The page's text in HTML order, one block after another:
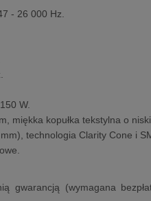
- 26 000 Hz.
W.
miękka kopułka tekstylna o
technologia Clarity Cone i
gwarancją (wymagana